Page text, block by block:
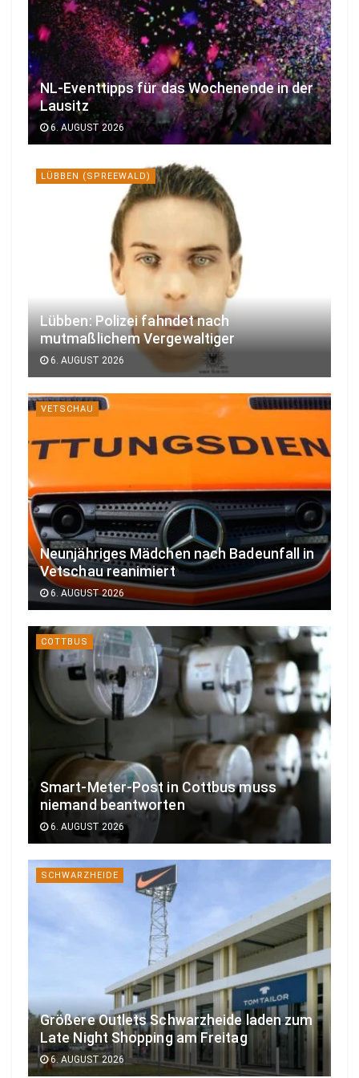
NL-Eventtipps für das Wochenende in der
Lausitz
6. AUGUST 2026
LÜBBEN (SPREEWALD)
Lübben: Polizei fahndet nach
mutmaßlichem Vergewaltiger
6. AUGUST 2026
VETSCHAU
Neunjähriges Mädchen nach Badeunfall in
Vetschau reanimiert
6. AUGUST 2026
COTTBUS
Smart-Meter-Post in Cottbus muss
niemand beantworten
6. AUGUST 2026
SCHWARZHEIDE
Größere Outlets Schwarzheide laden zum
Late Night Shopping am Freitag
6. AUGUST 2026